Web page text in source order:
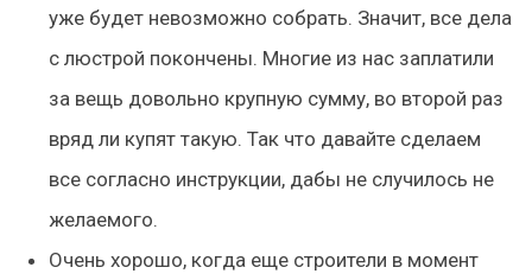
уже будет невозможно собрать. Значит, все дела
с люстрой покончены. Многие из нас заплатили
за вещь довольно крупную сумму, во второй раз
вряд ли купят такую. Так что давайте сделаем
все согласно инструкции, дабы не случилось не
желаемого.
Очень хорошо, когда еще строители в момент